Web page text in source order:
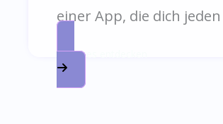
einer App, die dich
Features entdecken